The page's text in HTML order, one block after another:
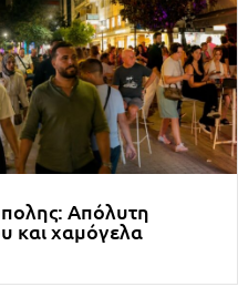
Απόλυτη
και χαμόγελα